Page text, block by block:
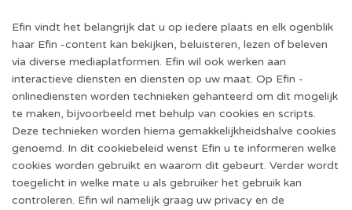
Efin vindt het belangrijk dat u op iedere plaats en elk ogenblik
haar Efin -content kan bekijken, beluisteren, lezen of beleven
via diverse mediaplatformen. Efin wil ook werken aan
interactieve diensten en diensten op uw maat. Op Efin -
onlinediensten worden technieken gehanteerd om dit mogelijk
te maken, bijvoorbeeld met behulp van cookies en scripts.
Deze technieken worden hierna gemakkelijkheidshalve cookies
genoemd. In dit cookiebeleid wenst Efin u te informeren welke
cookies worden gebruikt en waarom dit gebeurt. Verder wordt
toegelicht in welke mate u als gebruiker het gebruik kan
controleren. Efin wil namelijk graag uw privacy en de